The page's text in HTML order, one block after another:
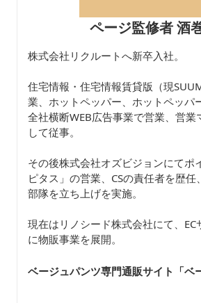
ページ監修者 酒
株式会社リクルートへ新卒入社。
住宅情報・住宅情報賃貸版（現
業、ホットペッパー、ホットペッパ
全社横断WEB広告事業で営業、営業
して従事。
その後株式会社オズビジョンにてポ
ピタス」の営業、CSの責任者を歴
部隊を立ち上げを実施。
現在はリノシード株式会社にて、
に物販事業を展開。
ベージュパンツ専門通販サイト「ベ